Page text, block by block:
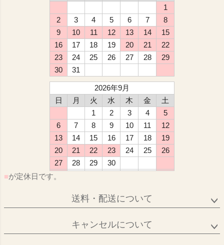
1
2
3 4 5 6 7
8
9
10 11 12 13 14
15
16
17 18 19 20 21
22
23
24 25 26 27 28
29
30
31
2026年9月
日
月 火 水 木 金
土
1
2 3 4
5
6
7 8 9 10 11
12
13
14 15 16 17 18
19
20
21 22 23 24 25
26
27
28 29
30
■が定休日です。
送料・配送について
キャンセルについて